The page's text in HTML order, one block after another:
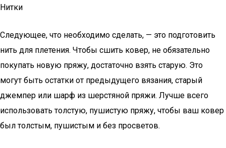
Нитки
Следующее, что необходимо сделать, — это подготовить
нить для плетения. Чтобы сшить ковер, не обязательно
покупать новую пряжу, достаточно взять старую. Это
могут быть остатки от предыдущего вязания, старый
джемпер или шарф из шерстяной пряжи. Лучше всего
использовать толстую, пушистую пряжу, чтобы ваш ковер
был толстым, пушистым и без просветов.